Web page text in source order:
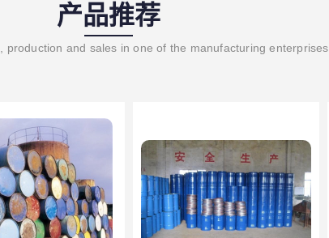
产品推荐
production and sales in one of the manufacturing enterprises